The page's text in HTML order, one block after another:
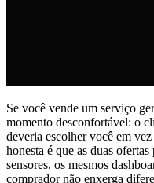
Se você vende um serviço
momento desconfortável: o
deveria escolher você em
honesta é que as duas
sensores, os mesmos
comprador não enxerga